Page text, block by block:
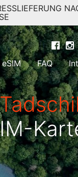
FAQ